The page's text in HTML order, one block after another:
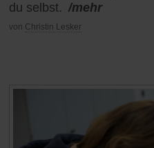
du selbst. /mehr
von Christin Lesker